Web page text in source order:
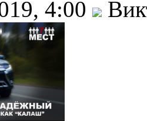
4:00